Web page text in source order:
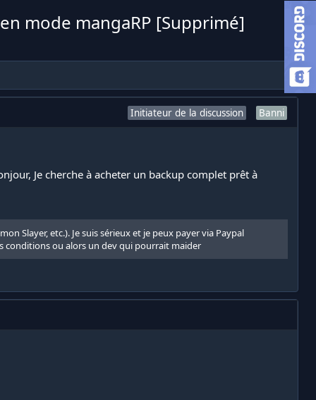
mode mangaRP [Supprimé]
Initiateur de la discussion Banni
Je cherche à acheter un backup complet prêt à
Slayer, etc.). Je suis sérieux et je peux payer via Paypal
conditions ou alors un dev qui pourrait maider